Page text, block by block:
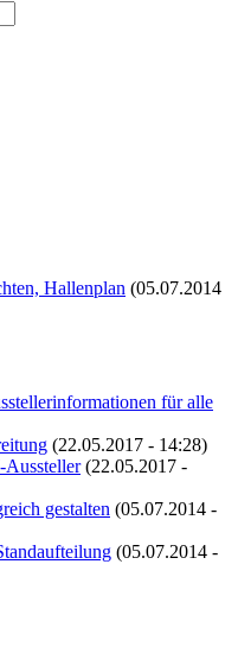
Hallenplan (05.07.2014
für alle
(22.05.2017 - 14:28)
(22.05.2017 -
gestalten (05.07.2014 -
(05.07.2014 -